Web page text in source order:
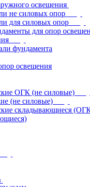
освещения
не силовых опор
для силовых опор
для опор
фундамента
освещения
ОГК (не силовые)
(не силовые)
складывающиеся